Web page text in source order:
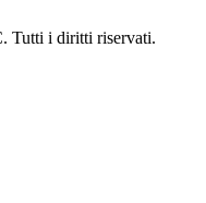
Tutti i diritti riservati.​​